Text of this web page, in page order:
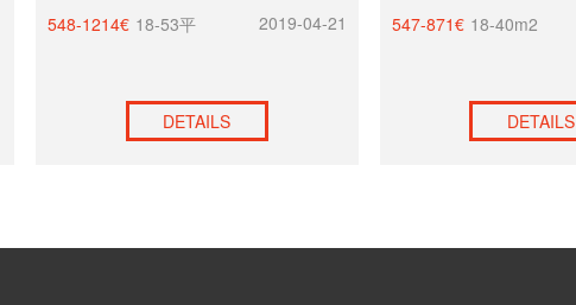
548-1214€ 18-53平 2019-04-21
DETAILS
547-871€ 18-40m2
DETAILS